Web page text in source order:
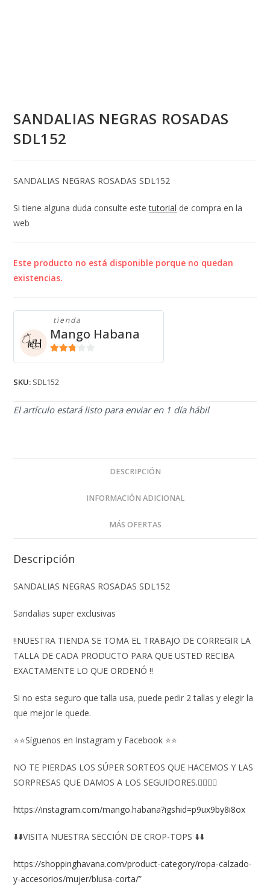
SANDALIAS NEGRAS ROSADAS
SDL152
SANDALIAS NEGRAS ROSADAS SDL152
Si tiene alguna duda consulte estetutorial de compra en la
web
Este producto no está disponible porque no quedan
existencias.
tienda
Mango Habana
SKU: SDL152
El artículo estará listo para enviar en 1 día hábil
DESCRIPCIÓN
INFORMACIÓN ADICIONAL
MÁS OFERTAS
Descripción
SANDALIAS NEGRAS ROSADAS SDL152
Sandalias super exclusivas
‼️NUESTRA TIENDA SE TOMA EL TRABAJO DE CORREGIR LA
TALLA DE CADA PRODUCTO PARA QUE USTED RECIBA
EXACTAMENTE LO QUE ORDENÓ ‼️
Si no esta seguro que talla usa, puede pedir 2 tallas y elegir la
que mejor le quede.
⭐⭐Síguenos en Instagram y Facebook ⭐⭐
NO TE PIERDAS LOS SÚPER SORTEOS QUE HACEMOS Y LAS
SORPRESAS QUE DAMOS A LOS SEGUIDORES.👇🏻👇🏻
https://instagram.com/mango.habana?igshid=p9ux9by8i8ox
⬇️⬇️VISITA NUESTRA SECCIÓN DE CROP-TOPS ⬇️⬇️
https://shoppinghavana.com/product-category/ropa-calzado-
y-accesorios/mujer/blusa-corta/”